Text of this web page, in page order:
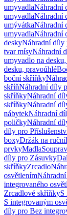
umyvadlaNáhradní
umyvadlaNáhradní
umývátkaNáhradní
umyvadlaNáhradní
deskyNáhradní díly
tvar mísyNáhradní
umyvadlo na
desku, pravoúhlé
boční skříňky
skříňNáhradní díly
skříňkyNáhradní
skříňkyNáhradní
nábytekNáhradní
poličkyNáhradní
díly pro
boxyDržák na
prvkyMadla
díly pro Zásuvky
skříňkyZrcadlo
osvětlením
integrovaného
Zrcadlové skříňkyS
S integrovaným
díly pro Bez